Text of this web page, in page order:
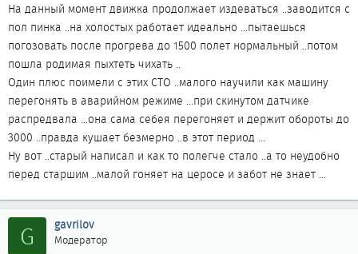
На данный момент движка продолжает издеваться ..заводится с
пол пинка ..на холостых работает идеально ...пытаешься
погозовать после прогрева до 1500 полет нормальный ..потом
пошла родимая пыхтеть чихать ..
Один плюс поимели с этих СТО ..малого научили как машину
перегонять в аварийном режиме ...при скинутом датчике
распредвала ...она сама себея перегоняет и держит обороты до
3000 ..правда кушает безмерно ..в этот период ...
Ну вот ..старый написал и как то полегче стало ..а то неудобно
перед старшим ..малой гоняет на церосе и забот не знает ...
G gavrilov
Модератор